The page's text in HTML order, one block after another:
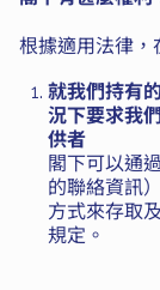
根據適用法律，
就我們持有
況下要求我
供者
閣下可以通
的聯絡資訊
方式來存取
規定。